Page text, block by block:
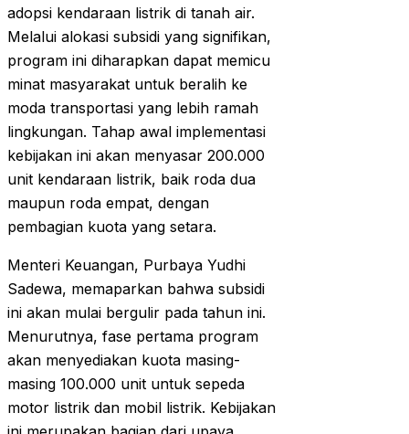
adopsi kendaraan listrik di tanah air.
Melalui alokasi subsidi yang signifikan,
program ini diharapkan dapat memicu
minat masyarakat untuk beralih ke
moda transportasi yang lebih ramah
lingkungan. Tahap awal implementasi
kebijakan ini akan menyasar 200.000
unit kendaraan listrik, baik roda dua
maupun roda empat, dengan
pembagian kuota yang setara.
Menteri Keuangan, Purbaya Yudhi
Sadewa, memaparkan bahwa subsidi
ini akan mulai bergulir pada tahun ini.
Menurutnya, fase pertama program
akan menyediakan kuota masing-
masing 100.000 unit untuk sepeda
motor listrik dan mobil listrik. Kebijakan